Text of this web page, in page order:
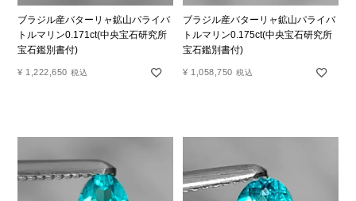
ブラジル産バターリャ鉱山パライバ
トルマリン0.171ct(中央宝石研究所
宝石鑑別書付)
¥ 1,222,650 税込
ブラジル産バターリャ鉱山パライバ
トルマリン0.175ct(中央宝石研究所
宝石鑑別書付)
¥ 1,058,750 税込